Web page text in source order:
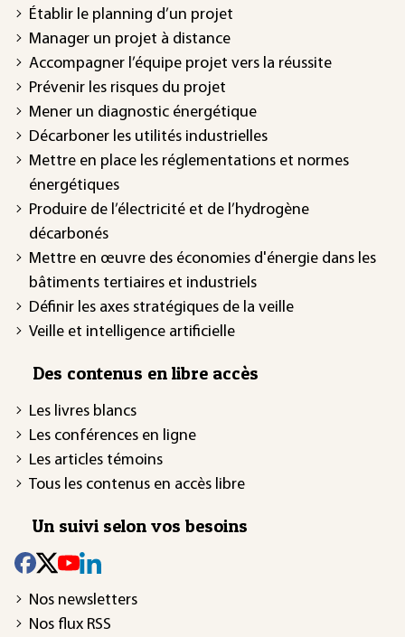
Établir le planning d’un projet
Manager un projet à distance
Accompagner l’équipe projet vers la réussite
Prévenir les risques du projet
Mener un diagnostic énergétique
Décarboner les utilités industrielles
Mettre en place les réglementations et normes
énergétiques
Produire de l’électricité et de l’hydrogène
décarbonés
Mettre en œuvre des économies d'énergie dans les
bâtiments tertiaires et industriels
Définir les axes stratégiques de la veille
Veille et intelligence artificielle
Des contenus en libre accès
Les livres blancs
Les conférences en ligne
Les articles témoins
Tous les contenus en accès libre
Un suivi selon vos besoins
Nos newsletters
Nos flux RSS